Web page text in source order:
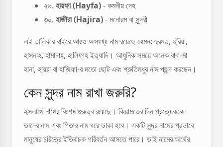
২৯. হায়ফা (Hayfa)- কমনীয় দেহ
৩০. হাজীরা (Hajira)- মনোরম বা সুন্দরী
এই তালিকার বাইরে আরও অসংখ্য নাম রয়েছে যেমন: হুরমত, হুরিয়া,
হাসনাহ, হামাদাহ, হালিফাহ ইত্যাদি। আধুনিক সময়ে অনেক বাবা-মা
হানা, হায়রা বা হাজিফা-র মতো ছোট এবং শ্রুতিমধুর নাম পছন্দ করছেন।
কেন সুন্দর নাম রাখা জরুরি?
ইসলামে নামের বিশেষ গুরুত্ব রয়েছে। কিয়ামতের দিন প্রত্যেককে
তাদের নাম এবং পিতার নাম ধরে ডাকা হবে। একটি সুন্দর নামের প্রভাবে
মানুষের চরিত্রে ইতিবাচক পরিবর্তন আসতে পারে। তাই নামের অর্থের